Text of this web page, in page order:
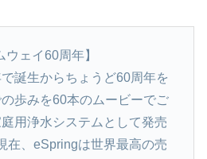
ウェイ60周年】
誕生からちょうど60周年を
歩みを60本のムービーでご
用浄水システムとして発売
在、eSpringは世界最高の売